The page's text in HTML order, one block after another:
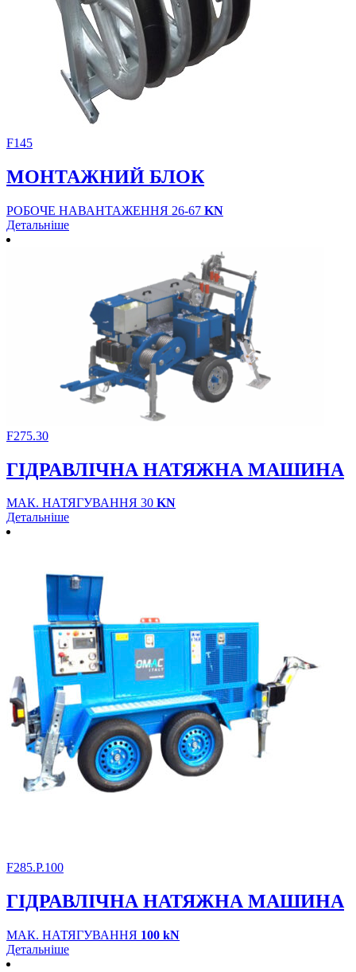
F145
МОНТАЖНИЙ БЛОК
РОБОЧЕ НАВАНТАЖЕННЯ 26-67 KN
Детальніше
F275.30
ГІДРАВЛІЧНА НАТЯЖНА МАШИНА
МАК. НАТЯГУВАННЯ 30 KN
Детальніше
F285.P.100
ГІДРАВЛІЧНА НАТЯЖНА МАШИНА
МАК. НАТЯГУВАННЯ 100 kN
Детальніше